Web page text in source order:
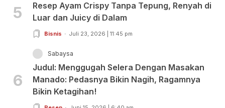
5
Resep Ayam Crispy Tanpa Tepung, Renyah di
Luar dan Juicy di Dalam
Bisnis Juli 23, 2026 | 11:45 pm
6
Sabaysa
Judul: Menggugah Selera Dengan Masakan
Manado: Pedasnya Bikin Nagih, Ragamnya
Bikin Ketagihan!